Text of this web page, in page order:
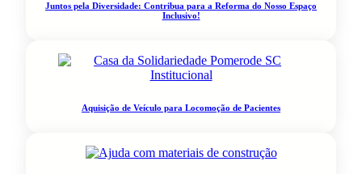
Juntos pela Diversidade: Contribua para a Reforma do Nosso Espaço
Inclusivo!
Aquisição de Veículo para Locomoção de Pacientes